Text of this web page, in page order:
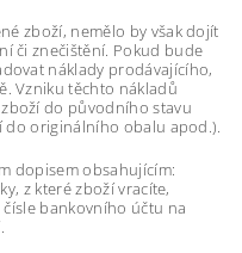
zboží, nemělo by však dojít
či znečištění. Pokud bude
náklady prodávajícího,
Vzniku těchto nákladů
do původního stavu
do originálního obalu apod.).
dopisem obsahujícím:
z které zboží vracíte,
bankovního účtu na